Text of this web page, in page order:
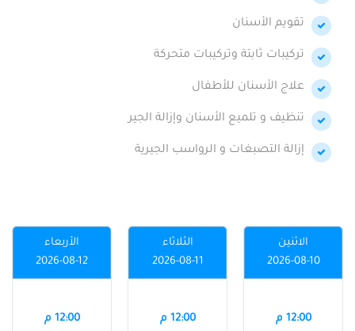
تقويم الأسنان
تركيبات ثابتة وتركيبات متحركة
علاج الأسنان للأطفال
تنظيف و تلميع الأسنان وإزالة الجير
إزالة التصبغات و الرواسب الجيرية
الاثنين
2026-08-10
12:00 م
الثلاثاء
2026-08-11
12:00 م
الأربعاء
2026-08-12
12:00 م